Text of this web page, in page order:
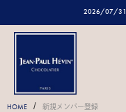
2026/07/31
HOME / 新規メンバー登録